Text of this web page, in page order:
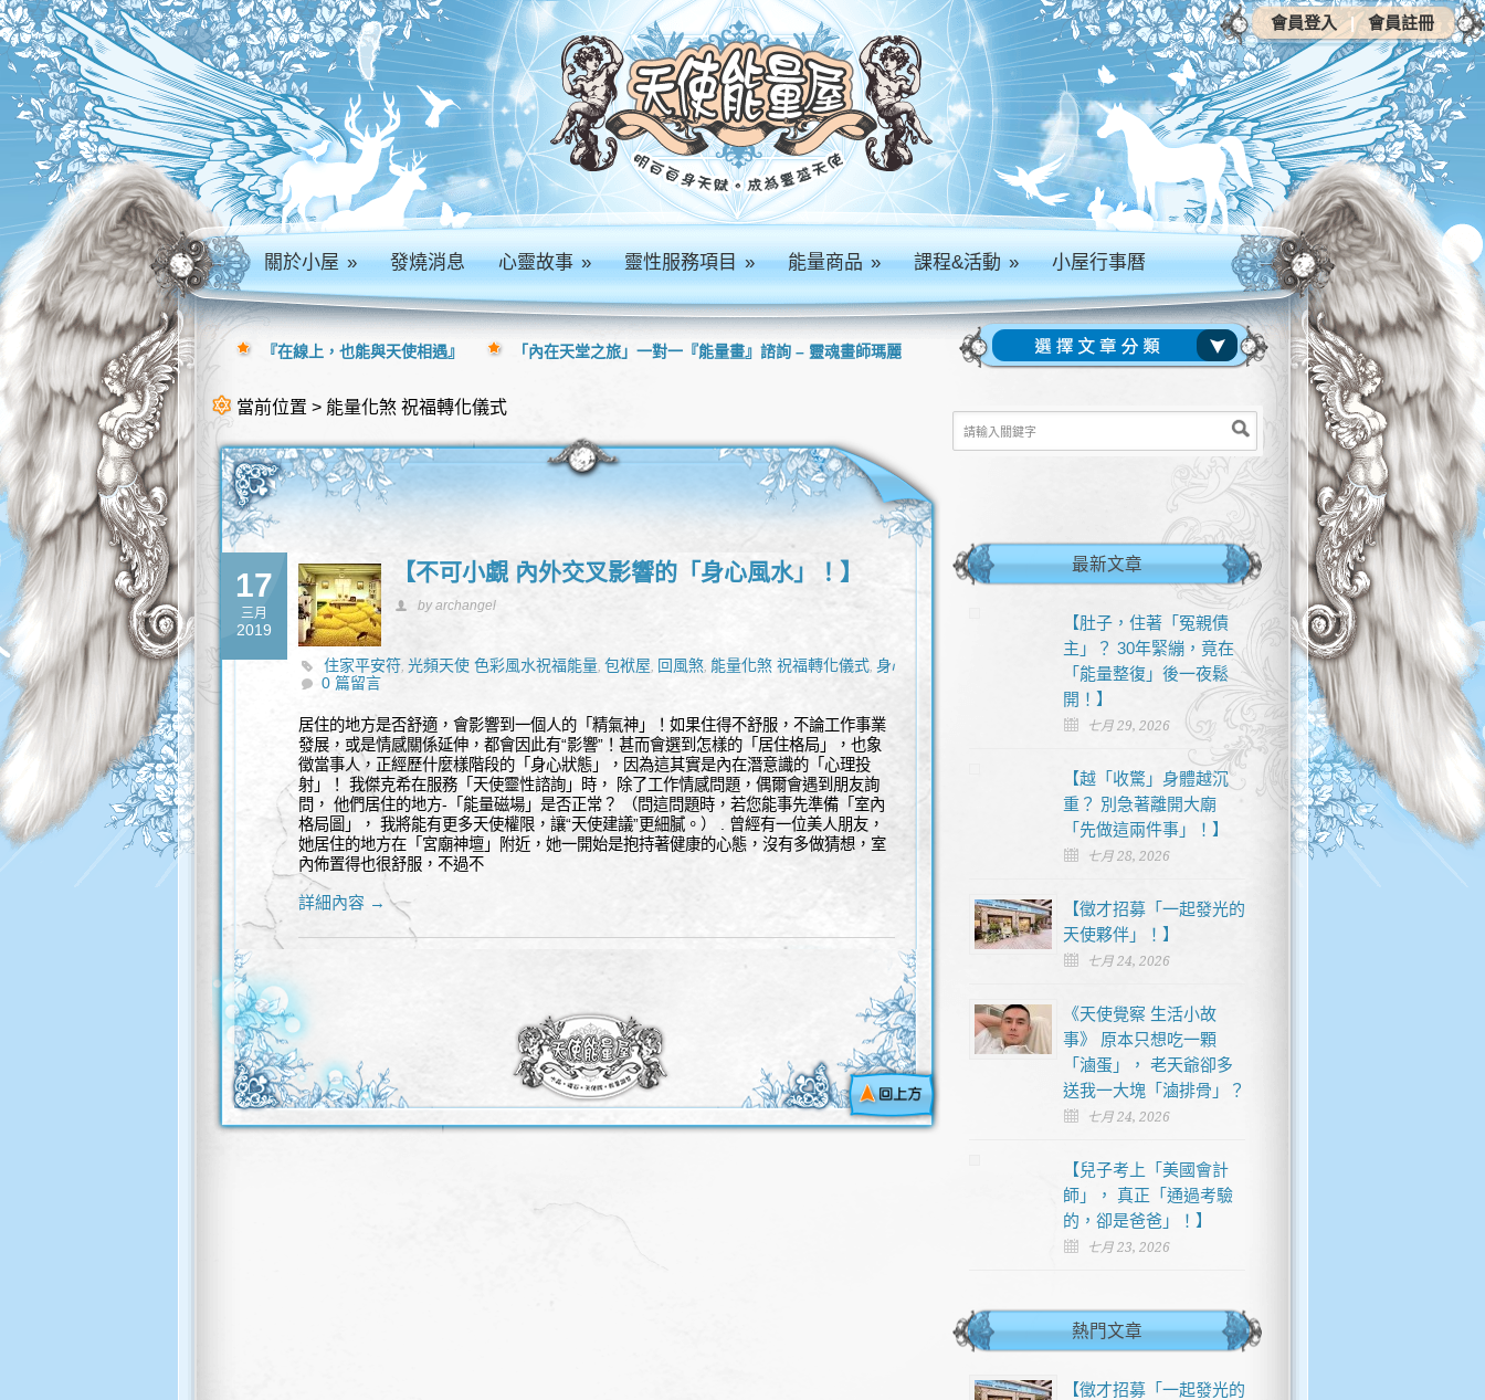
關於小屋» 發燒消息 心靈故事» 靈性服務項目» 能量商品» 課程&活動» 小屋行事曆
當前位置 > 能量化煞 祝福轉化儀式
17
三月
2019
【不可小覷 內外交叉影響的「身心風水」！】
by archangel
住家平安符, 光頻天使 色彩風水祝福能量, 包袱屋, 回風煞, 能量化煞 祝福轉化儀式, 身心
風水,陽台外推
0 篇留言
居住的地方是否舒適，會影響到一個人的「精氣神」！如果住得不舒服，不論工作事業
發展，或是情感關係延伸，都會因此有“影響”！甚而會選到怎樣的「居住格局」，也象
徵當事人，正經歷什麼樣階段的「身心狀態」，因為這其實是內在潛意識的「心理投
射」！ 我傑克希在服務「天使靈性諮詢」時， 除了工作情感問題，偶爾會遇到朋友詢
問， 他們居住的地方-「能量磁場」是否正常？ （問這問題時，若您能事先準備「室內
格局圖」， 我將能有更多天使權限，讓“天使建議”更細膩。） . 曾經有一位美人朋友，
她居住的地方在「宮廟神壇」附近，她一開始是抱持著健康的心態，沒有多做猜想，室
內佈置得也很舒服，不過不
詳細內容 →
最新文章
【肚子，住著「冤親債
主」？ 30年緊繃，竟在
「能量整復」後一夜鬆
開！】
七月 29, 2026
【越「收驚」身體越沉
重？ 別急著離開大廟
「先做這兩件事」！】
七月 28, 2026
【徵才招募「一起發光的
天使夥伴」！】
七月 24, 2026
《天使覺察 生活小故
事》 原本只想吃一顆
「滷蛋」， 老天爺卻多
送我一大塊「滷排骨」？
七月 24, 2026
【兒子考上「美國會計
師」， 真正「通過考驗
的，卻是爸爸」！】
七月 23, 2026
熱門文章
【徵才招募「一起發光的
『在線上，也能與天使相遇』 「內在天堂之旅」一對一『能量畫』諮詢 – 靈魂畫師瑪麗
會員登入 | 會員註冊